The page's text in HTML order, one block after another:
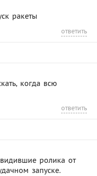
ракеты
ответить
когда всю
ответить
ролика от
запуске.